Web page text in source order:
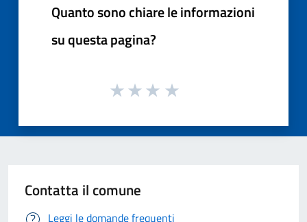
Quanto sono chiare le informazioni
su questa pagina?
Contatta il comune
Leggi le domande frequenti